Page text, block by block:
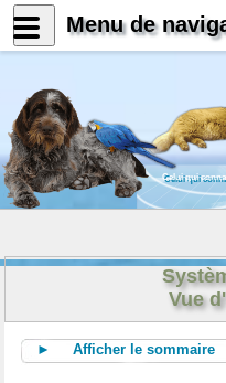
Celui qui
Vue
► Afficher le sommaire
Menu de